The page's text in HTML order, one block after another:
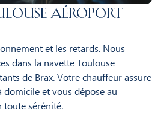
aéroport
et les retards. Nous
dans la navette Toulouse
de Brax. Votre chauffeur assure
et vous dépose au
toute sérénité.